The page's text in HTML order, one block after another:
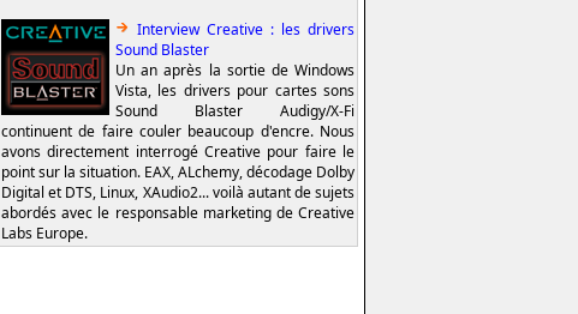
Interview Creative : les drivers
Sound Blaster
Un an après la sortie de Windows
Vista, les drivers pour cartes sons
Sound Blaster Audigy/X-Fi
continuent de faire couler beaucoup d'encre. Nous
avons directement interrogé Creative pour faire le
point sur la situation. EAX, ALchemy, décodage Dolby
Digital et DTS, Linux, XAudio2... voilà autant de sujets
abordés avec le responsable marketing de Creative
Labs Europe.